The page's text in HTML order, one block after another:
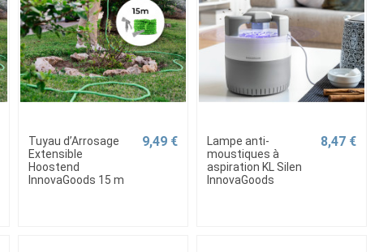
Tuyau d’Arrosage
Extensible
Hoostend
InnovaGoods 15 m
9,49 €
Lampe anti-
moustiques à
aspiration KL Silen
InnovaGoods
8,47 €